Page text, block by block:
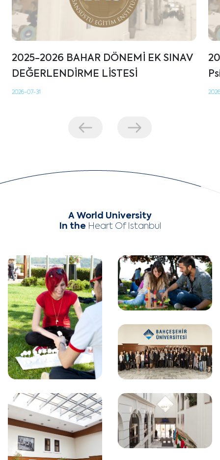
2025-2026 BAHAR DÖNEMİ EK SINAV
DEĞERLENDİRME LİSTESİ
2026-07-31
A World University
In the Heart Of Istanbul